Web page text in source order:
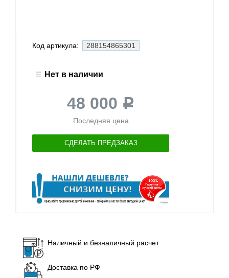
Код артикула: 288154865301
Нет в наличии
48 000 Р
Последняя цена
СДЕЛАТЬ ПРЕДЗАКАЗ
Наличный и безналичный расчет
Доставка по РФ